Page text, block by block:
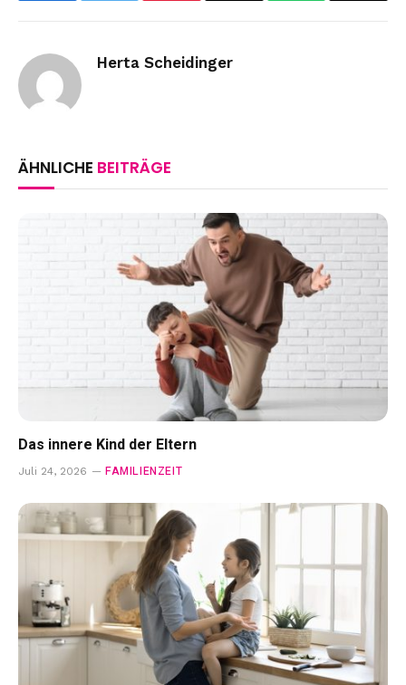
Herta Scheidinger
ÄHNLICHE BEITRÄGE
Das innere Kind der Eltern
Juli 24, 2026 FAMILIENZEIT